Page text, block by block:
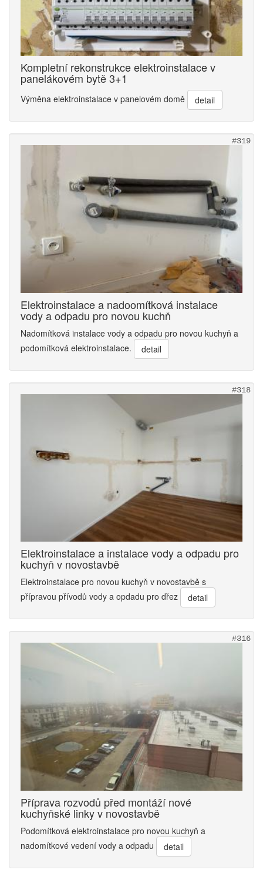
Kompletní rekonstrukce elektroinstalace v
panelákovém bytě 3+1
Výměna elektroinstalace v panelovém domě detail
#319
Elektroinstalace a nadoomítková instalace
vody a odpadu pro novou kuchň
Nadomítková instalace vody a odpadu pro novou kuchyň a
podomítková elektroinstalace.
detail
#318
Elektroinstalace a instalace vody a odpadu pro
kuchyň v novostavbě
Elektroinstalace pro novou kuchyň v novostavbě s
přípravou přívodů vody a opdadu pro dřez
detail
#316
Příprava rozvodů před montáží nové
kuchyňské linky v novostavbě
Podomítková elektroinstalace pro novou kuchyň a
nadomítkové vedení vody a odpadu
detail